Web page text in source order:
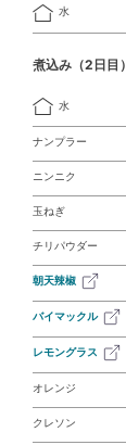
水
煮込み（2日目）
水
ナンプラー
ニンニク
玉ねぎ
チリパウダー
朝天辣椒
バイマックル
レモングラス
オレンジ
クレソン